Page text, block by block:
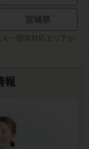
宮城県
一部非対応エリアが
報